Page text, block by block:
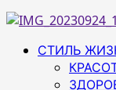
Основное
СТИЛЬ